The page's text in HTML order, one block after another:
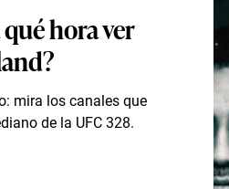
hora ver
mira los canales que
de la UFC 328.